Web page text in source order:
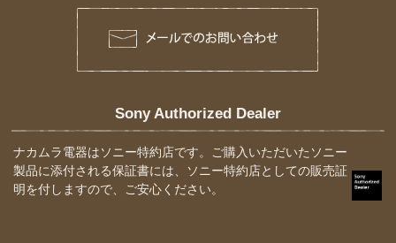
Sony Authorized Dealer
ナカムラ電器はソニー特約店です。ご購入いただいたソニー
製品に添付される保証書には、ソニー特約店としての販売証
明を付しますので、ご安心ください。